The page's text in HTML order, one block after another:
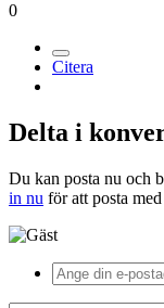
0
Citera
Delta i
Du kan posta nu och
in nu för att posta